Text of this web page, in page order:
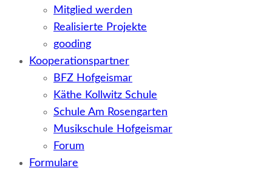
Mitglied werden
Realisierte Projekte
gooding
Kooperationspartner
BFZ Hofgeismar
Käthe Kollwitz Schule
Schule Am Rosengarten
Musikschule Hofgeismar
Forum
Formulare